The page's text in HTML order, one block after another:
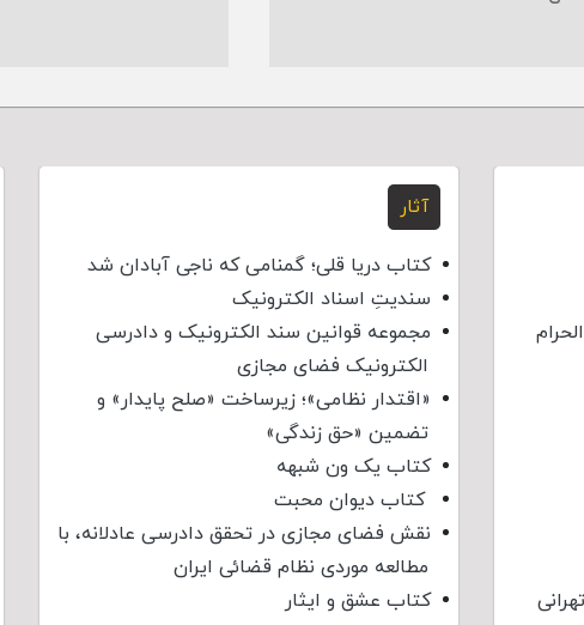
آثار
کتاب دریا قلی؛ گمنامی که ناجی آبادان شد
سندیتِ اسناد الکترونیک
مجموعه قوانین سند الکترونیک و دادرسی
الکترونیک فضای مجازی
«اقتدار نظامی»؛ زیرساخت «صلح پایدار» و
تضمین «حق زندگی»
کتاب یک ون شبهه
کتاب دیوان محبت
نقش فضای مجازی در تحقق دادرسی عادلانه، با
مطالعه موردی نظام قضائی ایران
کتاب عشق و ایثار